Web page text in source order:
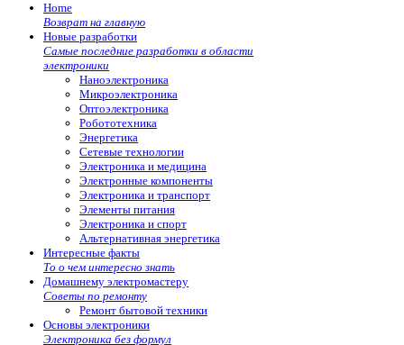
Home
Возврат на главную
Новые разработки
Самые последние разработки в области
электроники
Наноэлектроника
Микроэлектроника
Оптоэлектроника
Робототехника
Энергетика
Сетевые технологии
Электроника и медицина
Электронные компоненты
Электроника и транспорт
Элементы питания
Электроника и спорт
Альтернативная энергетика
Интересные факты
То о чем интересно знать
Домашнему электромастеру
Советы по ремонту
Ремонт бытовой техники
Основы электроники
Электроника без формул